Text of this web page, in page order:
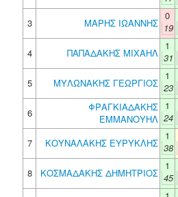
3
ΜΑΡΗΣ ΙΩΑΝΝΗΣ
0
19
4
ΠΑΠΑΔΑΚΗΣ ΜΙΧΑΗΛ
1
31
5
ΜΥΛΩΝΑΚΗΣ ΓΕΩΡΓΙΟΣ
1
23
6
ΦΡΑΓΚΙΑΔΑΚΗΣ
ΕΜΜΑΝΟΥΗΛ
1
24
7
ΚΟΥΝΑΛΑΚΗΣ ΕΥΡΥΚΛΗΣ
1
38
8
ΚΟΣΜΑΔΑΚΗΣ ΔΗΜΗΤΡΙΟΣ
1
45